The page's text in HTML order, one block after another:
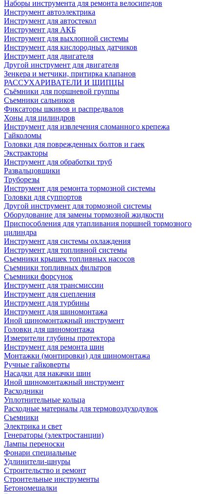
Наборы инструмента для ремонта велосипедов
Инструмент автоэлектрика
Инструмент для автостекол
Инструмент для АКБ
Инструмент для выхлопной системы
Инструмент для кислородных датчиков
Инструмент для двигателя
Другой инструмент для двигателя
Зенкера и метчики, притирка клапанов
РАССУХАРИВАТЕЛИ И ЩИПЦЫ
Съёмники для поршневой группы
Съемники сальников
Фиксаторы шкивов и распредвалов
Хоны для цилиндров
Инструмент для извлечения сломанного крепежа
Гайколомы
Головки для поврежденных болтов и гаек
Экстракторы
Инструмент для обработки труб
Развальцовщики
Труборезы
Инструмент для ремонта тормозной системы
Головки для суппортов
Другой инструмент для тормозной системы
Оборудование для замены тормозной жидкости
Приспособления для утапливания поршней тормозного
цилиндра
Инструмент для системы охлаждения
Инструмент для топливной системы
Съемники крышек топливных насосов
Съемники топливных фильтров
Съемники форсунок
Инструмент для трансмиссии
Инструмент для сцепления
Инструмент для турбины
Инструмент для шиномонтажа
Иной шиномонтажный инструмент
Головки для шиномонтажа
Измерители глубины протектора
Инструмент для ремонта шин
Монтажки (монтировки) для шиномонтажа
Ручные гайковерты
Насадки для накачки шин
Иной шиномонтажный инструмент
Расходники
Уплотнительные кольца
Расходные материалы для термовоздуходувок
Съемники
Электрика и свет
Генераторы (электростанции)
Лампы переноски
Фонари специальные
Удлинители-шнуры
Строительство и ремонт
Строительные инструменты
Бетономешалки